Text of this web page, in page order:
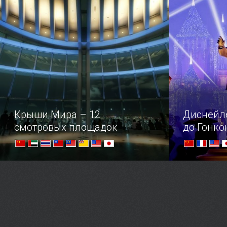
местные
Пекин, на
Крыши Мира – 12
смотровых площадок
до